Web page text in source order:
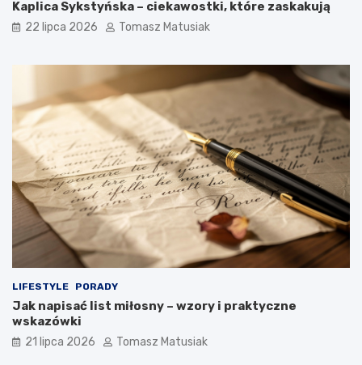
Kaplica Sykstyńska – ciekawostki, które zaskakują
22 lipca 2026 Tomasz Matusiak
LIFESTYLE PORADY
Jak napisać list miłosny – wzory i praktyczne
wskazówki
21 lipca 2026 Tomasz Matusiak